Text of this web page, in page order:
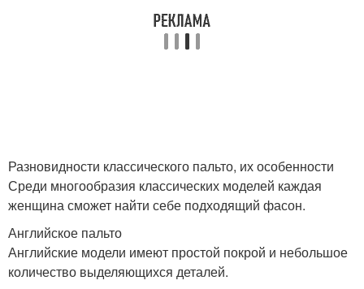
Разновидности классического пальто, их особенности
Среди многообразия классических моделей каждая
женщина сможет найти себе подходящий фасон.
Английское пальто
Английские модели имеют простой покрой и небольшое
количество выделяющихся деталей.